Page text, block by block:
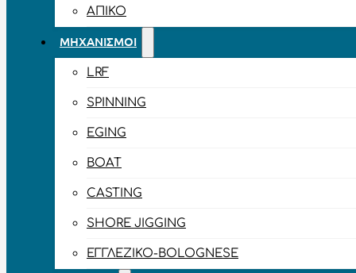
ΑΠΊΚΟ
ΜΗΧΑΝΙΣΜΟΊ
LRF
SPINNING
EGING
BOAT
CASTING
SHORE JIGGING
ΕΓΓΛΈΖΙΚΟ-BOLOGNESE